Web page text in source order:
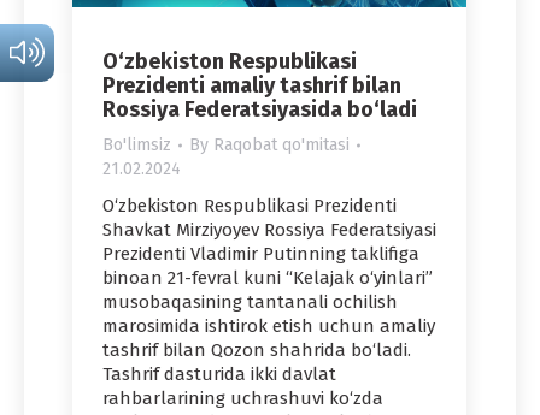
O‘zbekiston Respublikasi
Prezidenti amaliy tashrif bilan
Rossiya Federatsiyasida bo‘ladi
Bo'limsiz By Raqobat qo'mitasi
21.02.2024
O‘zbekiston Respublikasi Prezidenti
Shavkat Mirziyoyev Rossiya Federatsiyasi
Prezidenti Vladimir Putinning taklifiga
binoan 21-fevral kuni “Kelajak o‘yinlari”
musobaqasining tantanali ochilish
marosimida ishtirok etish uchun amaliy
tashrif bilan Qozon shahrida bo‘ladi.
Tashrif dasturida ikki davlat
rahbarlarining uchrashuvi ko‘zda